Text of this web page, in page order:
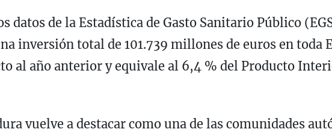
datos de la Estadística de Gasto Sanitario Público
inversión total de 101.739 millones de euros en toda
al año anterior y equivale al 6,4 % del Producto
vuelve a destacar como una de las comunidades